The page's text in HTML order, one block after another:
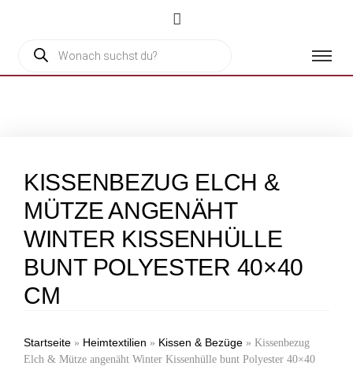
KISSENBEZUG ELCH &
MÜTZE ANGENÄHT
WINTER KISSENHÜLLE
BUNT POLYESTER 40×40
CM
Startseite » Heimtextilien » Kissen & Bezüge » Kissenbezug
Elch & Mütze angenäht Winter Kissenhülle bunt Polyester 40×40